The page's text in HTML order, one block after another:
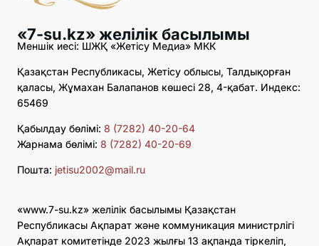
«7-su.kz» желілік басылымы
Меншік иесі: ШЖҚ «Жетісу Медиа» МКК
Қазақстан Республикасы, Жетісу облысы, Талдықорған
қаласы, Жұмахан Балапанов көшесі 28, 4-қабат. Индекс:
65469
Қабылдау бөлімі: 8 (7282) 40-20-64
Жарнама бөлімі: 8 (7282) 40-20-69
Пошта: jetisu2002@mail.ru
«www.7-su.kz» желілік басылымы Қазақстан
Республикасы Ақпарат және коммуникация министрлігі
Ақпарат комитетінде 2023 жылғы 13 ақпанда тіркеліп,